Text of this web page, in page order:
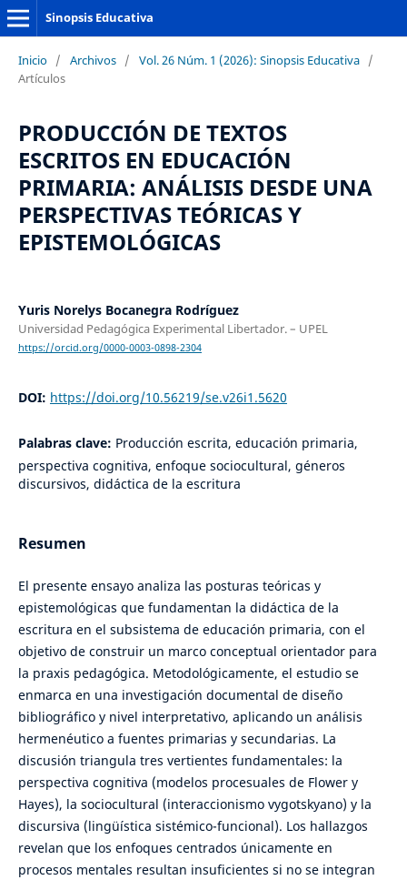
Sinopsis Educativa
Inicio / Archivos / Vol. 26 Núm. 1 (2026): Sinopsis Educativa /
Artículos
PRODUCCIÓN DE TEXTOS
ESCRITOS EN EDUCACIÓN
PRIMARIA: ANÁLISIS DESDE UNA
PERSPECTIVAS TEÓRICAS Y
EPISTEMOLÓGICAS
Yuris Norelys Bocanegra Rodríguez
Universidad Pedagógica Experimental Libertador. – UPEL
https://orcid.org/0000-0003-0898-2304
DOI: https://doi.org/10.56219/se.v26i1.5620
Palabras clave: Producción escrita, educación primaria,
perspectiva cognitiva, enfoque sociocultural, géneros
discursivos, didáctica de la escritura
Resumen
El presente ensayo analiza las posturas teóricas y
epistemológicas que fundamentan la didáctica de la
escritura en el subsistema de educación primaria, con el
objetivo de construir un marco conceptual orientador para
la praxis pedagógica. Metodológicamente, el estudio se
enmarca en una investigación documental de diseño
bibliográfico y nivel interpretativo, aplicando un análisis
hermenéutico a fuentes primarias y secundarias. La
discusión triangula tres vertientes fundamentales: la
perspectiva cognitiva (modelos procesuales de Flower y
Hayes), la sociocultural (interaccionismo vygotskyano) y la
discursiva (lingüística sistémico-funcional). Los hallazgos
revelan que los enfoques centrados únicamente en
procesos mentales resultan insuficientes si no se integran